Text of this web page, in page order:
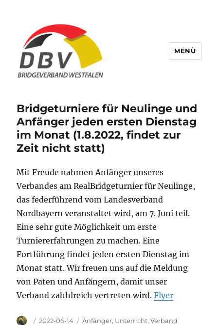
MENÜ
Bridgeturniere für Neulinge und
Anfänger jeden ersten Dienstag
im Monat (1.8.2022, findet zur
Zeit nicht statt)
Mit Freude nahmen Anfänger unseres
Verbandes am RealBridgeturnier für Neulinge,
das federführend vom Landesverband
Nordbayern veranstaltet wird, am 7. Juni teil.
Eine sehr gute Möglichkeit um erste
Turniererfahrungen zu machen. Eine
Fortführung findet jeden ersten Dienstag im
Monat statt. Wir freuen uns auf die Meldung
von Paten und Anfängern, damit unser
Verband zahhlreich vertreten wird.Flyer
Autor
Veröffentlicht
2022-06-14 Kategorien
Anfänger, Unterricht,Verband